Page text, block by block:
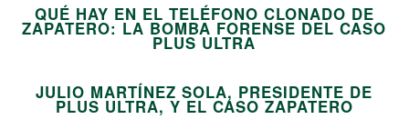
QUÉ HAY EN EL TELÉFONO CLONADO DE
ZAPATERO: LA BOMBA FORENSE DEL CASO
PLUS ULTRA
JULIO MARTÍNEZ SOLA, PRESIDENTE DE
PLUS ULTRA, Y EL CASO ZAPATERO07